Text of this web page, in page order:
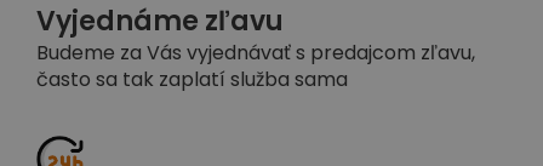
Vyjednáme zľavu
Budeme za Vás vyjednávať s predajcom zľavu,
často sa tak zaplatí služba sama